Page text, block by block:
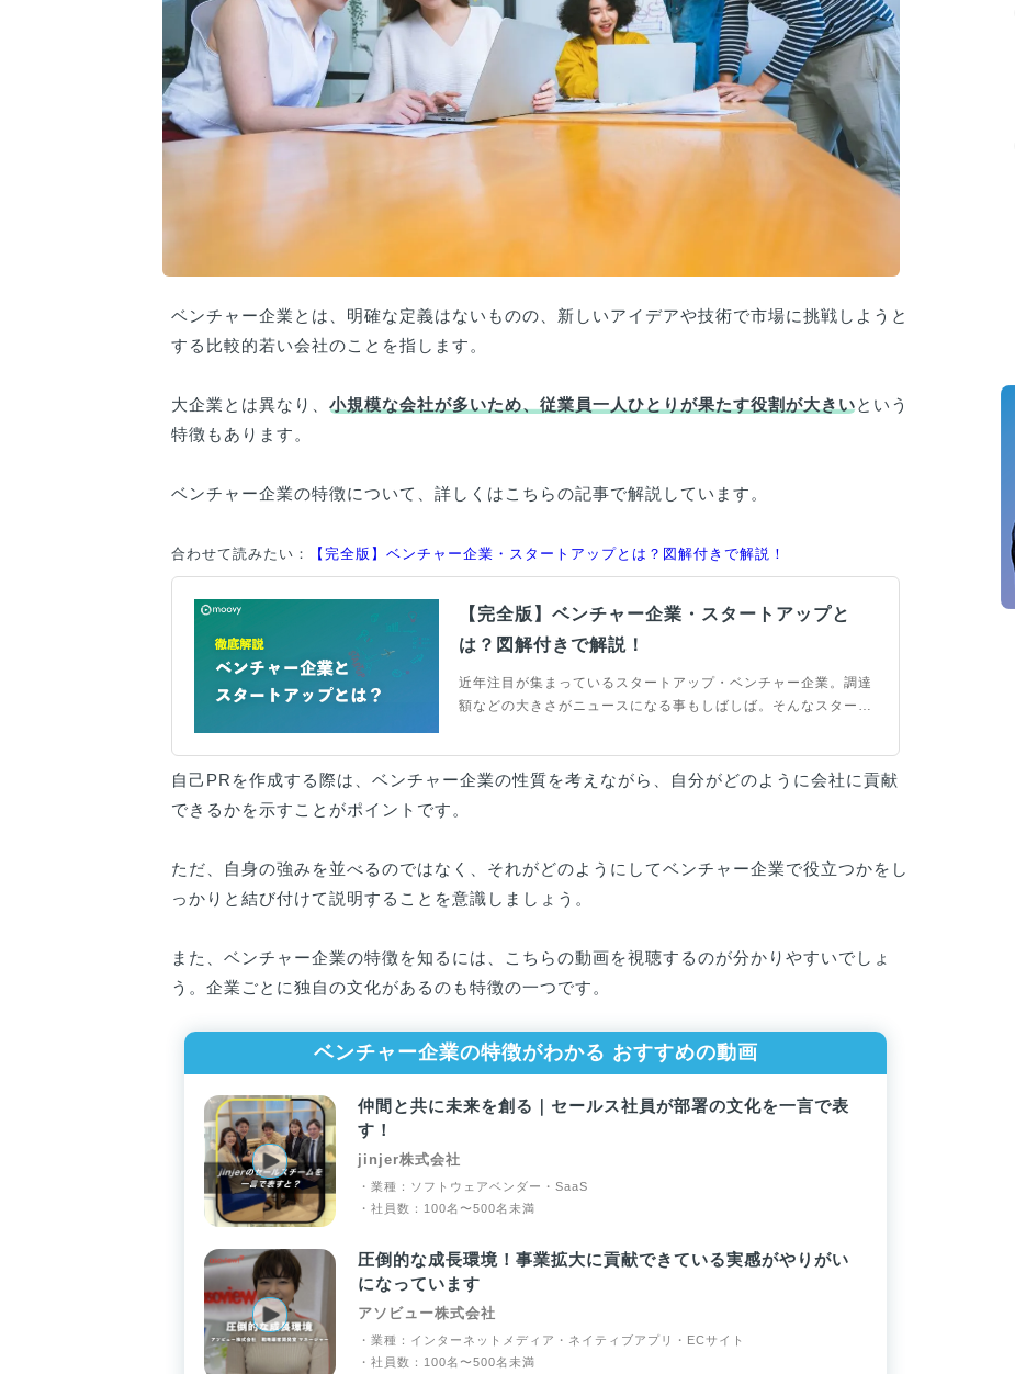
ベンチャー企業とは、明確な定義はないものの、新しいアイデアや技術で市場に挑戦しようと
する比較的若い会社のことを指します。
大企業とは異なり、 小規模な会社が多いため、従業員一人ひとりが果たす役割が大きいという
特徴もあります。
ベンチャー企業の特徴について、詳しくはこちらの記事で解説しています。
合わせて読みたい： 【完全版】ベンチャー企業・スタートアップとは？図解付きで解説！
【完全版】ベンチャー企業・スタートアップと
は？図解付きで解説！
近年注目が集まっているスタートアップ・ベンチャー企業。調達
額などの大きさがニュースになる事もしばしば。そんなスタート
羅！業界研究などをしている方やこれから就職・転職を考えてい
自己PRを作成する際は、ベンチャー企業の性質を考えながら、自分がどのように会社に貢献
できるかを示すことがポイントです。
ただ、自身の強みを並べるのではなく、それがどのようにしてベンチャー企業で役立つかをし
っかりと結び付けて説明することを意識しましょう。
また、ベンチャー企業の特徴を知るには、こちらの動画を視聴するのが分かりやすいでしょ
う。企業ごとに独自の文化があるのも特徴の一つです。
ベンチャー企業の特徴がわかる おすすめの動画
仲間と共に未来を創る｜セールス社員が部署の文化を一言で表
す！
jinjer株式会社
・業種：ソフトウェアベンダー・SaaS
・社員数：100名〜500名未満
圧倒的な成長環境！事業拡大に貢献できている実感がやりがい
になっています
アソビュー株式会社
・業種：インターネットメディア・ネイティブアプリ・ECサイト
・社員数：100名〜500名未満